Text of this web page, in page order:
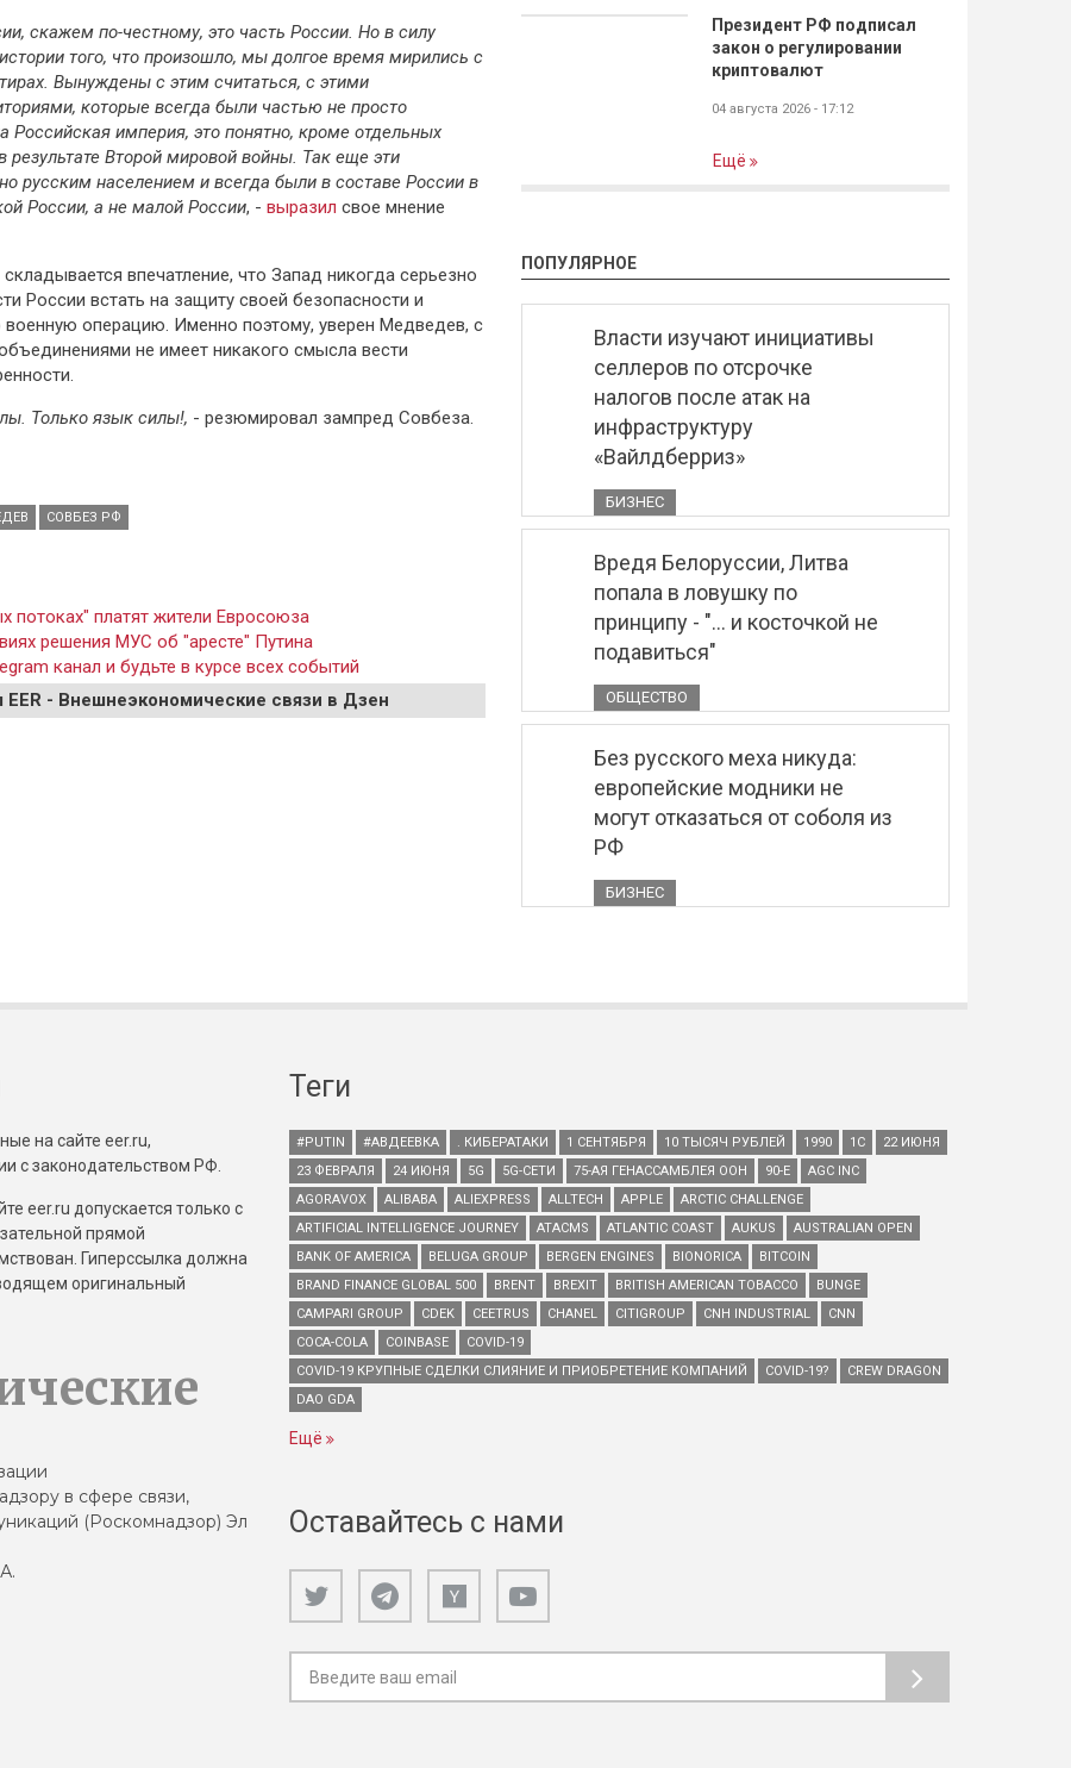
скажем по-честному, это часть России. Но в силу
того, что произошло, мы долгое время мирились с
Вынуждены с этим считаться, с этими
которые всегда были частью не просто
Российская империя, это понятно, кроме отдельных
Второй мировой войны. Так еще эти
русским населением и всегда были в составе России в
России, а не малой России, - выразил свое мнение
впечатление, что Запад никогда серьезно
России встать на защиту своей безопасности и
военную операцию. Именно поэтому, уверен Медведев, с
не имеет никакого смысла вести
Только язык силы!, - резюмировал зампред Совбеза.
СОВБЕЗ РФ
потоках" платят жители Евросоюза
решения МУС об "аресте" Путина
канал и будьте в курсе всех событий
EER - Внешнеэкономические связи в Дзен
Президент РФ подписал
закон о регулировании
криптовалют
04 августа 2026 - 17:12
Ещё
ПОПУЛЯРНОЕ
Власти изучают инициативы
селлеров по отсрочке
налогов после атак на
инфраструктуру
«Вайлдберриз»
БИЗНЕС
Вредя Белоруссии, Литва
попала в ловушку по
принципу - "... и косточкой не
подавиться"
ОБЩЕСТВО
Без русского меха никуда:
европейские модники не
могут отказаться от соболя из
РФ
БИЗНЕС
на сайте eer.ru,
с законодательством РФ.
eer.ru допускается только с
прямой
Гиперссылка должна
оригинальный
в сфере связи,
(Роскомнадзор) Эл
Теги
#PUTIN #АВДЕЕВКА . КИБЕРАТАКИ 1 СЕНТЯБРЯ 10 ТЫСЯЧ РУБЛЕЙ 1990 1С
22 ИЮНЯ
23 ФЕВРАЛЯ
24 ИЮНЯ 5G 5G-СЕТИ 75-АЯ ГЕНАССАМБЛЕЯ ООН 90-Е
AGC INC
AGORAVOX
ALIBABA ALIEXPRESS ALLTECH APPLE
ARCTIC CHALLENGE
ARTIFICIAL INTELLIGENCE JOURNEY
ATACMS ATLANTIC COAST AUKUS
AUSTRALIAN OPEN
BANK OF AMERICA
BELUGA GROUP BERGEN ENGINES BIONORICA
BITCOIN
BRAND FINANCE GLOBAL 500
BRENT BREXIT BRITISH AMERICAN TOBACCO
BUNGE
CAMPARI GROUP
CDEK CEETRUS CHANEL CITIGROUP CNH INDUSTRIAL
CNN
COCA-COLA
COINBASE
COVID-19
COVID-19 КРУПНЫЕ СДЕЛКИ СЛИЯНИЕ И ПРИОБРЕТЕНИЕ КОМПАНИЙ
COVID-19?
CREW DRAGON
DAO GDA
Ещё
Оставайтесь с нами